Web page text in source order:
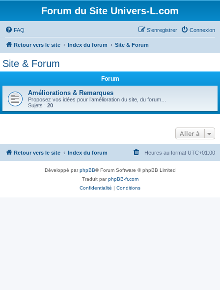
Forum du Site Univers-L.com
FAQ Connexion
S’enregistrer
Retour vers le site Index du forum Site & Forum
Site & Forum
Forum
Améliorations & Remarques
Proposez vos idées pour l’amélioration du site, du forum…
Sujets : 20
Aller à
Retour vers le site Index du forum Heures au format UTC+01:00
Développé parphpBB® Forum Software © phpBB Limited
Traduit parphpBB-fr.com
Confidentialité | Conditions